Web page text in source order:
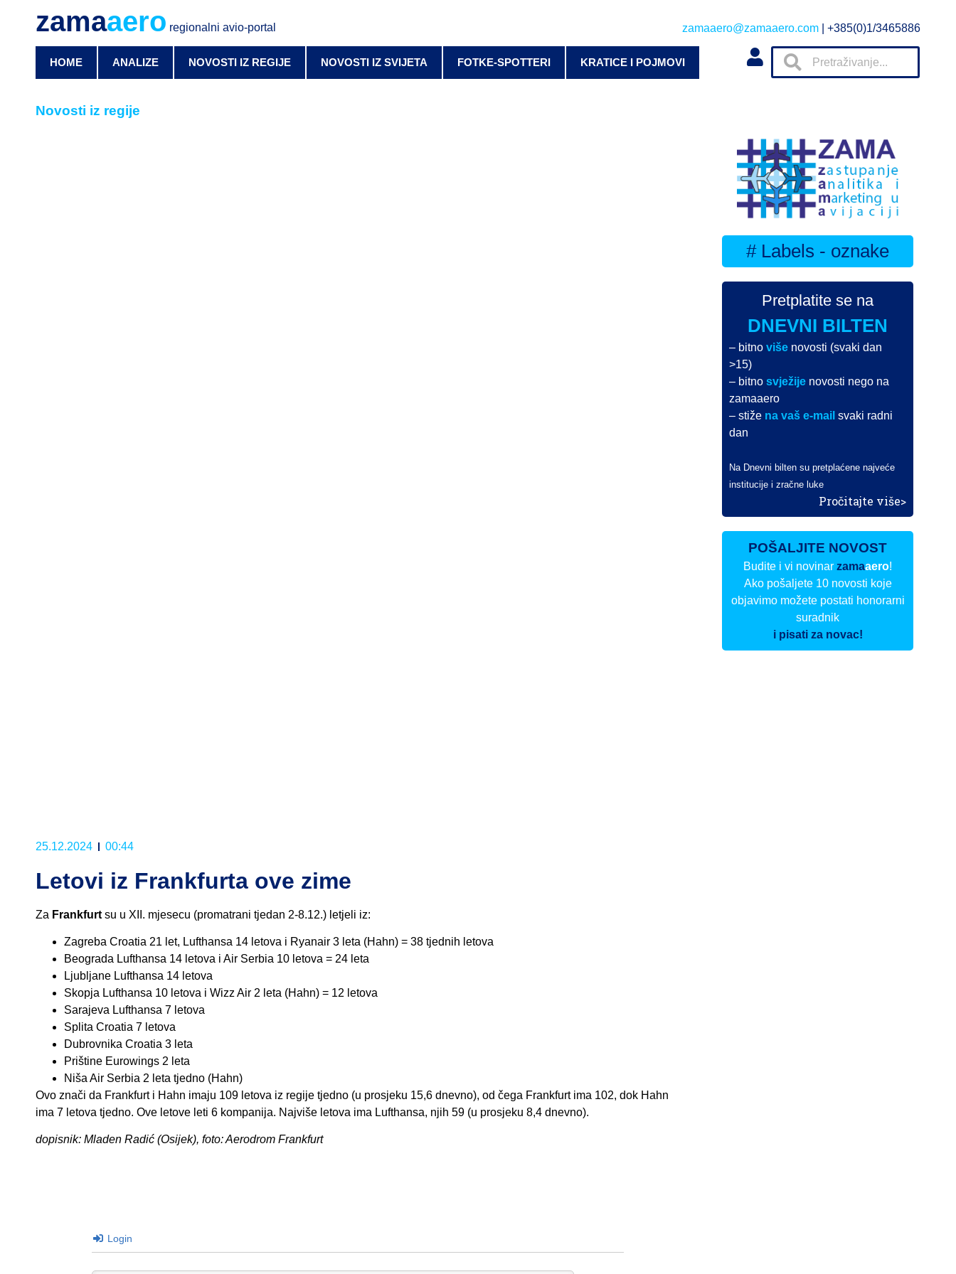
zamaaero regionalni avio-portal zamaaero@zamaaero.com | +385(0)1/3465886
HOME ANALIZE NOVOSTI IZ REGIJE NOVOSTI IZ SVIJETA FOTKE-SPOTTERI KRATICE I POJMOVI
Novosti iz regije
25.12.2024 00:44
Letovi iz Frankfurta ove zime
Za Frankfurt su u XII. mjesecu (promatrani tjedan 2-8.12.) letjeli iz:
Zagreba Croatia 21 let, Lufthansa 14 letova i Ryanair 3 leta (Hahn) = 38 tjednih letova
Beograda Lufthansa 14 letova i Air Serbia 10 letova = 24 leta
Ljubljane Lufthansa 14 letova
Skopja Lufthansa 10 letova i Wizz Air 2 leta (Hahn) = 12 letova
Sarajeva Lufthansa 7 letova
Splita Croatia 7 letova
Dubrovnika Croatia 3 leta
Prištine Eurowings 2 leta
Niša Air Serbia 2 leta tjedno (Hahn)
Ovo znači da Frankfurt i Hahn imaju 109 letova iz regije tjedno (u prosjeku 15,6 dnevno), od čega Frankfurt ima 102, dok Hahn
ima 7 letova tjedno. Ove letove leti 6 kompanija. Najviše letova ima Lufthansa, njih 59 (u prosjeku 8,4 dnevno).
dopisnik: Mladen Radić (Osijek), foto: Aerodrom Frankfurt
Login
# Labels - oznake
Pretplatite se na
DNEVNI BILTEN
– bitnoviše novosti (svaki dan
>15)
– bitnosvježije novosti nego na
zamaaero
– stiže na vaš e-mail svaki radni
dan
Na Dnevni bilten su pretplaćene najveće
institucije i zračne luke
Pročitajte više>
POŠALJITE NOVOST
Budite i vi novinarzamaaero!
Ako pošaljete 10 novosti koje
objavimo možete postati honorarni
suradnik
i pisati za novac!